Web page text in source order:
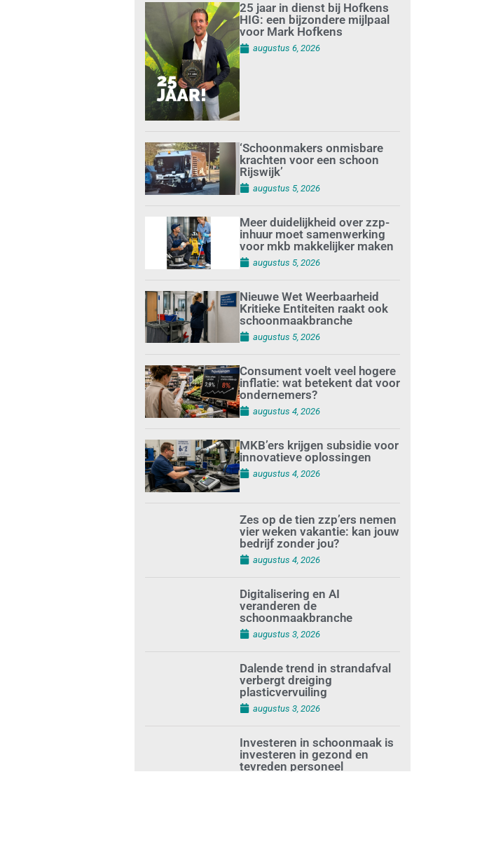
25 jaar in dienst bij Hofkens
HIG: een bijzondere mijlpaal
voor Mark Hofkens
augustus 6, 2026
‘Schoonmakers onmisbare
krachten voor een schoon
Rijswijk’
augustus 5, 2026
Meer duidelijkheid over zzp-
inhuur moet samenwerking
voor mkb makkelijker maken
augustus 5, 2026
Nieuwe Wet Weerbaarheid
Kritieke Entiteiten raakt ook
schoonmaakbranche
augustus 5, 2026
Consument voelt veel hogere
inflatie: wat betekent dat voor
ondernemers?
augustus 4, 2026
MKB’ers krijgen subsidie voor
innovatieve oplossingen
augustus 4, 2026
Zes op de tien zzp’ers nemen
vier weken vakantie: kan jouw
bedrijf zonder jou?
augustus 4, 2026
Digitalisering en AI
veranderen de
schoonmaakbranche
augustus 3, 2026
Dalende trend in strandafval
verbergt dreiging
plasticvervuiling
Investeren in schoonmaak is
investeren in gezond en